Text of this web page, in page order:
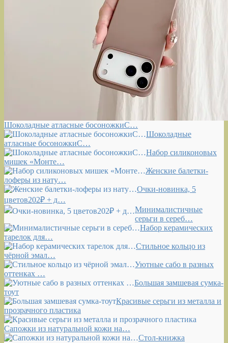
Шоколадные атласные босоножкиС…
Шоколадные
атласные босоножкиС…
Набор силиконовых
мишек «Монте…
Женские балетки-
лоферы из нату…
Очки-новинка, 5
цветов202₽ + д…
Минималистичные
серьги в сереб…
Набор керамических
тарелок для…
Стильное кольцо из
чёрной эмал…
Уютные сабо в разных
оттенках …
Большая замшевая сумка-
тоут
Красивые серьги из металла и
прозрачного пластика
Сапожки из натуральной кожи на…
Стол-книжка